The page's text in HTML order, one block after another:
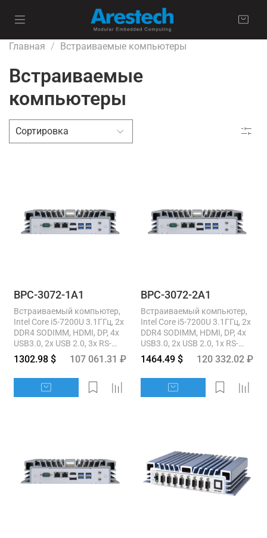
Главная Встраиваемые компьютеры
Встраиваемые
компьютеры
BPC-3072-1A1
Встраиваемый компьютер,
Intel Core i5-7200U 3.1ГГц, 2x
DDR4 SODIMM, HDMI, DP, 4x
USB3.0, 2x USB 2.0, 3x RS-
232, 1x RS-232/422/485,...
1302.98 $ 107 061.31 ₽
BPC-3072-2A1
Встраиваемый компьютер,
Intel Core i5-7200U 3.1ГГц, 2x
DDR4 SODIMM, HDMI, DP, 4x
USB3.0, 2x USB 2.0, 1x RS-
232, 1x RS-232/422/485,...
1464.49 $ 120 332.02 ₽